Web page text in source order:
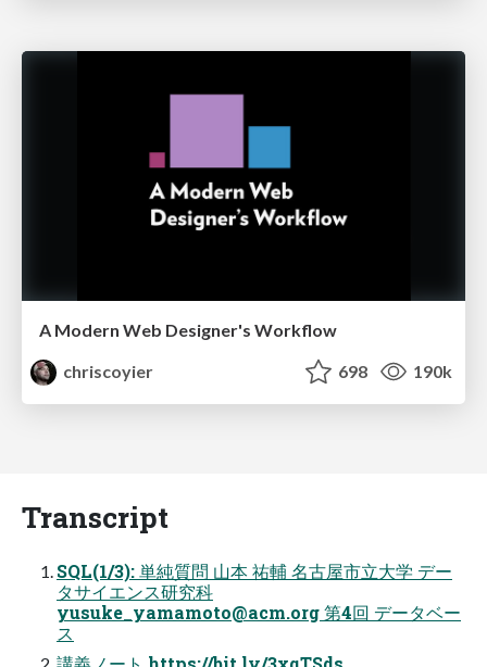
A Modern Web Designer's Workflow
chriscoyier
698 190k
Transcript
SQL(1/3): 単純質問 ⼭本 祐輔 名古屋市⽴⼤学 デー
タサイエンス研究科
yusuke_yamamoto@acm.org第4回 データベー
ス